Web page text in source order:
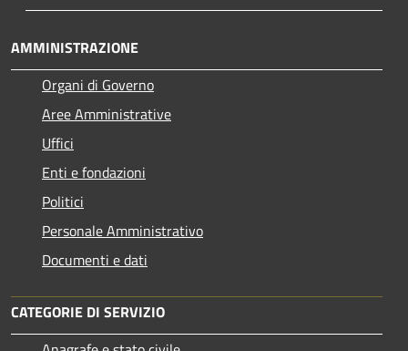
AMMINISTRAZIONE
Organi di Governo
Aree Amministrative
Uffici
Enti e fondazioni
Politici
Personale Amministrativo
Documenti e dati
CATEGORIE DI SERVIZIO